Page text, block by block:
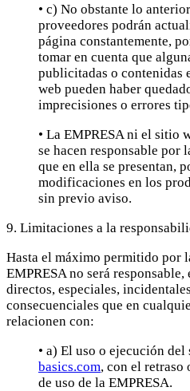
• c) No obstante lo
proveedores podrán
página constantemente,
tomar en cuenta que
publicitadas o contenidas
web pueden haber
imprecisiones o errores
• La EMPRESA ni el sitio
se hacen responsable por
que en ella se presentan,
modificaciones en los
sin previo aviso.
9. Limitaciones a la
Hasta el máximo permitido por
EMPRESA no será
directos, especiales,
consecuenciales que en
relacionen con:
• a) El uso o ejecución del
basics.com, con el
de uso de la EMPRESA.